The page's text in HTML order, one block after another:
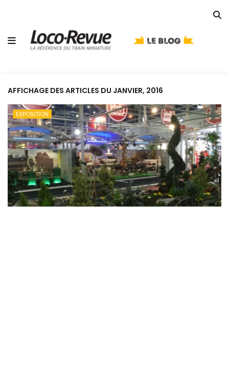
AFFICHAGE DES ARTICLES DU JANVIER, 2016
EXPOSITION